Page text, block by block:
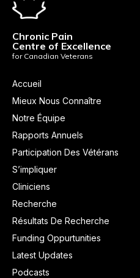
Chronic Pain
Centre of Excellence
for Canadian Veterans
Accueil
Mieux Nous Connaître
Notre Équipe
Rapports Annuels
Participation Des Vétérans
S’impliquer
Cliniciens
Recherche
Résultats De Recherche
Funding Oppurtunities
Latest Updates
Podcasts